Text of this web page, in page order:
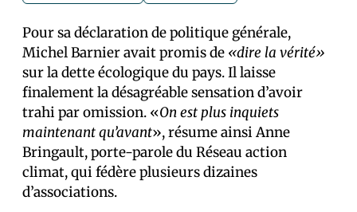
Pour sa déclaration de politique générale,
Michel Barnier avait promis de «dire la vérité»
sur la dette écologique du pays. Il laisse
finalement la désagréable sensation d’avoir
trahi par omission. «On est plus inquiets
maintenant qu’avant», résume ainsi Anne
Bringault, porte-parole du Réseau action
climat, qui fédère plusieurs dizaines
d’associations.